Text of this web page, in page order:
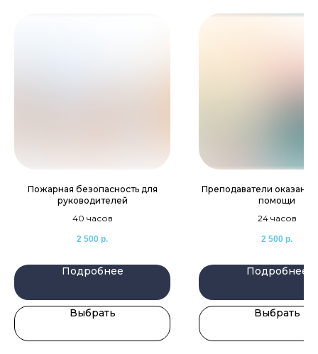
Пожарная безопасность для
руководителей
40 часов
2 500 р.
Подробнее
Выбрать
Преподаватели
помощи
24 часов
2 500 р.
Подробнее
Выбрать